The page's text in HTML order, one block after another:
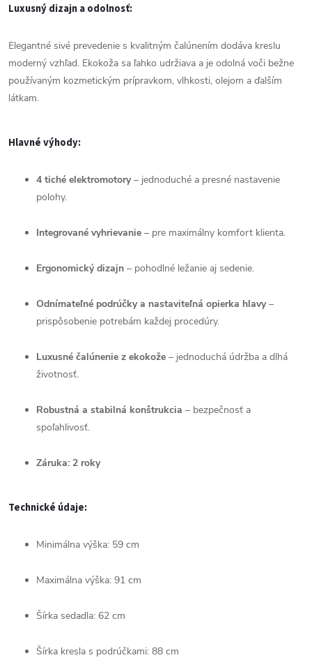
Luxusnýdizajnaodolnosť:
Elegantné sivé prevedenie s kvalitným čalúnením dodáva kreslu
moderný vzhľad. Ekokoža sa ľahko udržiava a je odolná voči bežne
používaným kozmetickým prípravkom, vlhkosti, olejom a ďalším
látkam.
Hlavnévýhody:
4 tiché elektromotory– jednoduché a presné nastavenie
polohy.
Integrované vyhrievanie – pre maximálny komfort klienta.
Ergonomickýdizajn – pohodlné ležanie aj sedenie.
Odnímateľné podrúčkya nastaviteľná opierka hlavy–
prispôsobenie potrebám každej procedúry.
Luxusné čalúnenie z ekokože – jednoduchá údržba a dlhá
životnosť.
Robustná a stabilná konštrukcia – bezpečnosť a
spoľahlivosť.
Záruka: 2 roky
Technické údaje:
Minimálna výška: 59 cm
Maximálna výška: 91 cm
Šírka sedadla: 62 cm
Šírka kresla s podrúčkami: 88 cm